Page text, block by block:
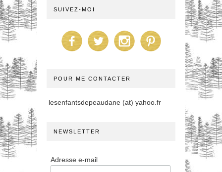
SUIVEZ-MOI
POUR ME CONTACTER
lesenfantsdepeaudane (at) yahoo.fr
NEWSLETTER
Adresse e-mail